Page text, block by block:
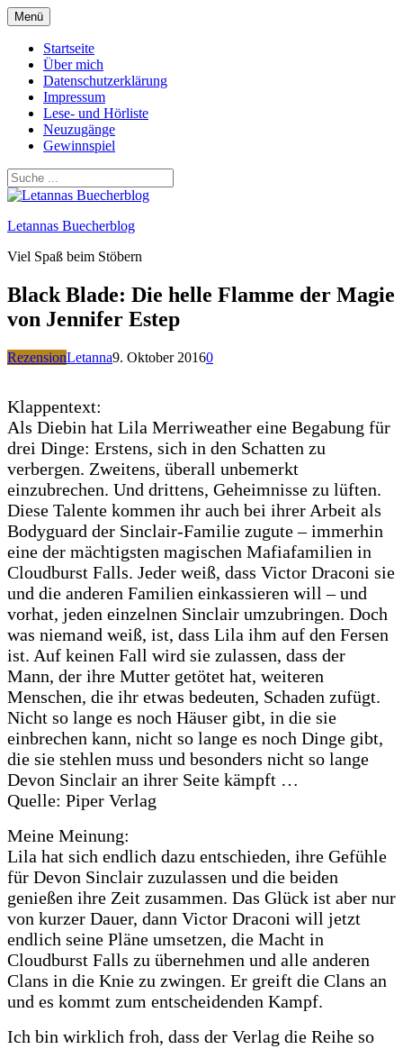
Zum
Inhalt
springen
Menü
Startseite
Über mich
Datenschutzerklärung
Impressum
Lese- und Hörliste
Neuzugänge
Gewinnspiel
Letannas Buecherblog
Viel Spaß beim Stöbern
Black Blade: Die helle Flamme der Magie
von Jennifer Estep
RezensionLetanna9. Oktober 20160
Klappentext:
Als Diebin hat Lila Merriweather eine Begabung für
drei Dinge: Erstens, sich in den Schatten zu
verbergen. Zweitens, überall unbemerkt
einzubrechen. Und drittens, Geheimnisse zu lüften.
Diese Talente kommen ihr auch bei ihrer Arbeit als
Bodyguard der Sinclair-Familie zugute – immerhin
eine der mächtigsten magischen Mafiafamilien in
Cloudburst Falls. Jeder weiß, dass Victor Draconi sie
und die anderen Familien einkassieren will – und
vorhat, jeden einzelnen Sinclair umzubringen. Doch
was niemand weiß, ist, dass Lila ihm auf den Fersen
ist. Auf keinen Fall wird sie zulassen, dass der
Mann, der ihre Mutter getötet hat, weiteren
Menschen, die ihr etwas bedeuten, Schaden zufügt.
Nicht so lange es noch Häuser gibt, in die sie
einbrechen kann, nicht so lange es noch Dinge gibt,
die sie stehlen muss und besonders nicht so lange
Devon Sinclair an ihrer Seite kämpft …
Quelle: Piper Verlag
Meine Meinung:
Lila hat sich endlich dazu entschieden, ihre Gefühle
für Devon Sinclair zuzulassen und die beiden
genießen ihre Zeit zusammen. Das Glück ist aber nur
von kurzer Dauer, dann Victor Draconi will jetzt
endlich seine Pläne umsetzen, die Macht in
Cloudburst Falls zu übernehmen und alle anderen
Clans in die Knie zu zwingen. Er greift die Clans an
und es kommt zum entscheidenden Kampf.
Ich bin wirklich froh, dass der Verlag die Reihe so